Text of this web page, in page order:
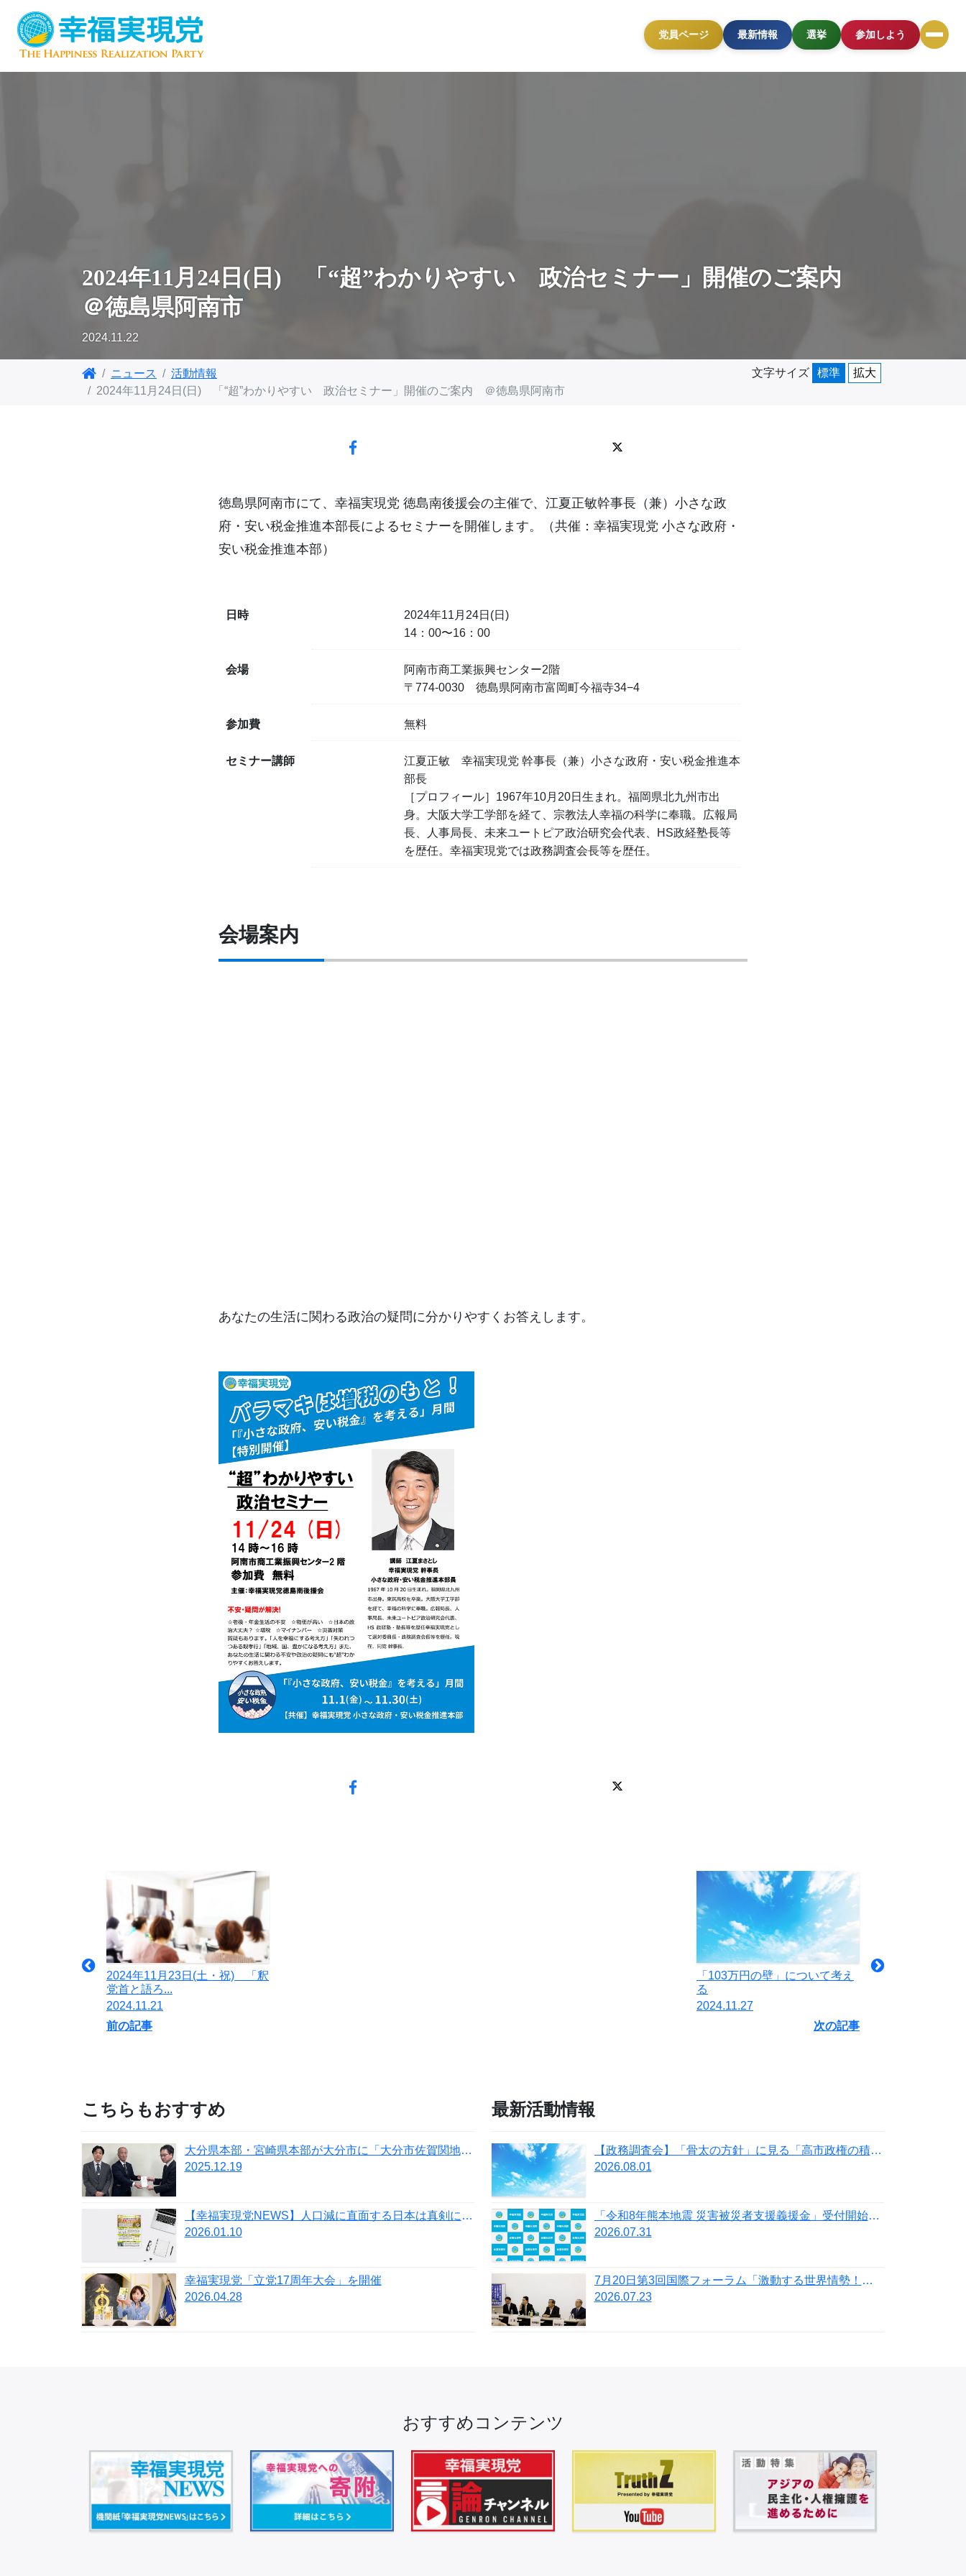
党員ページ 最新情報 選挙 参加しよう
2024年11月24日(日) 「“超”わかりやすい 政治セミナー」開催のご案内
＠徳島県阿南市
2024.11.22
ニュース
活動情報
2024年11月24日(日) 「“超”わかりやすい 政治セミナー」開催のご案内 ＠徳島県阿南市
文字サイズ 標準 拡大
徳島県阿南市にて、幸福実現党 徳島南後援会の主催で、江夏正敏幹事長（兼）小さな政
府・安い税金推進本部長によるセミナーを開催します。（共催：幸福実現党 小さな政府・
安い税金推進本部）
日時
2024年11月24日(日)
14：00〜16：00
会場
阿南市商工業振興センター2階
〒774-0030 徳島県阿南市富岡町今福寺34−4
参加費 無料
セミナー講師
江夏正敏 幸福実現党 幹事長（兼）小さな政府・安い税金推進本
部長
［プロフィール］1967年10月20日生まれ。福岡県北九州市出
身。大阪大学工学部を経て、宗教法人幸福の科学に奉職。広報局
長、人事局長、未来ユートピア政治研究会代表、HS政経塾長等
を歴任。幸福実現党では政務調査会長等を歴任。
会場案内
あなたの生活に関わる政治の疑問に分かりやすくお答えします。
2024年11月23日(土・祝) 「釈
党首と語ろ...
2024.11.21
前の記事
「103万円の壁」について考え
る
2024.11.27
次の記事
こちらもおすすめ
大分県本部・宮崎県本部が大分市に「大分市佐賀関地域大規模火災義援金」を寄託
2025.12.19
【幸福実現党NEWS】人口減に直面する日本は真剣に「移民」を考えるべき
2026.01.10
幸福実現党「立党17周年大会」を開催
2026.04.28
最新活動情報
【政務調査会】「骨太の方針」に見る「高市政権の積極財政」の落とし穴
2026.08.01
「令和8年熊本地震 災害被災者支援義援金」受付開始のお知らせ
2026.07.31
7月20日第3回国際フォーラム「激動する世界情勢！日本の針路を問う」開催
2026.07.23
おすすめコンテンツ